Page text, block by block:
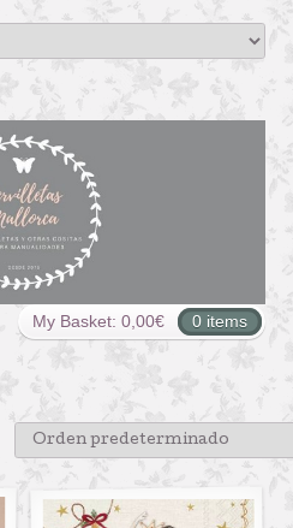
My Basket: 0,00€ 0 items